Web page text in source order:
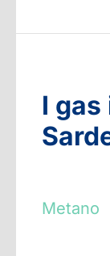
I gas
Metano